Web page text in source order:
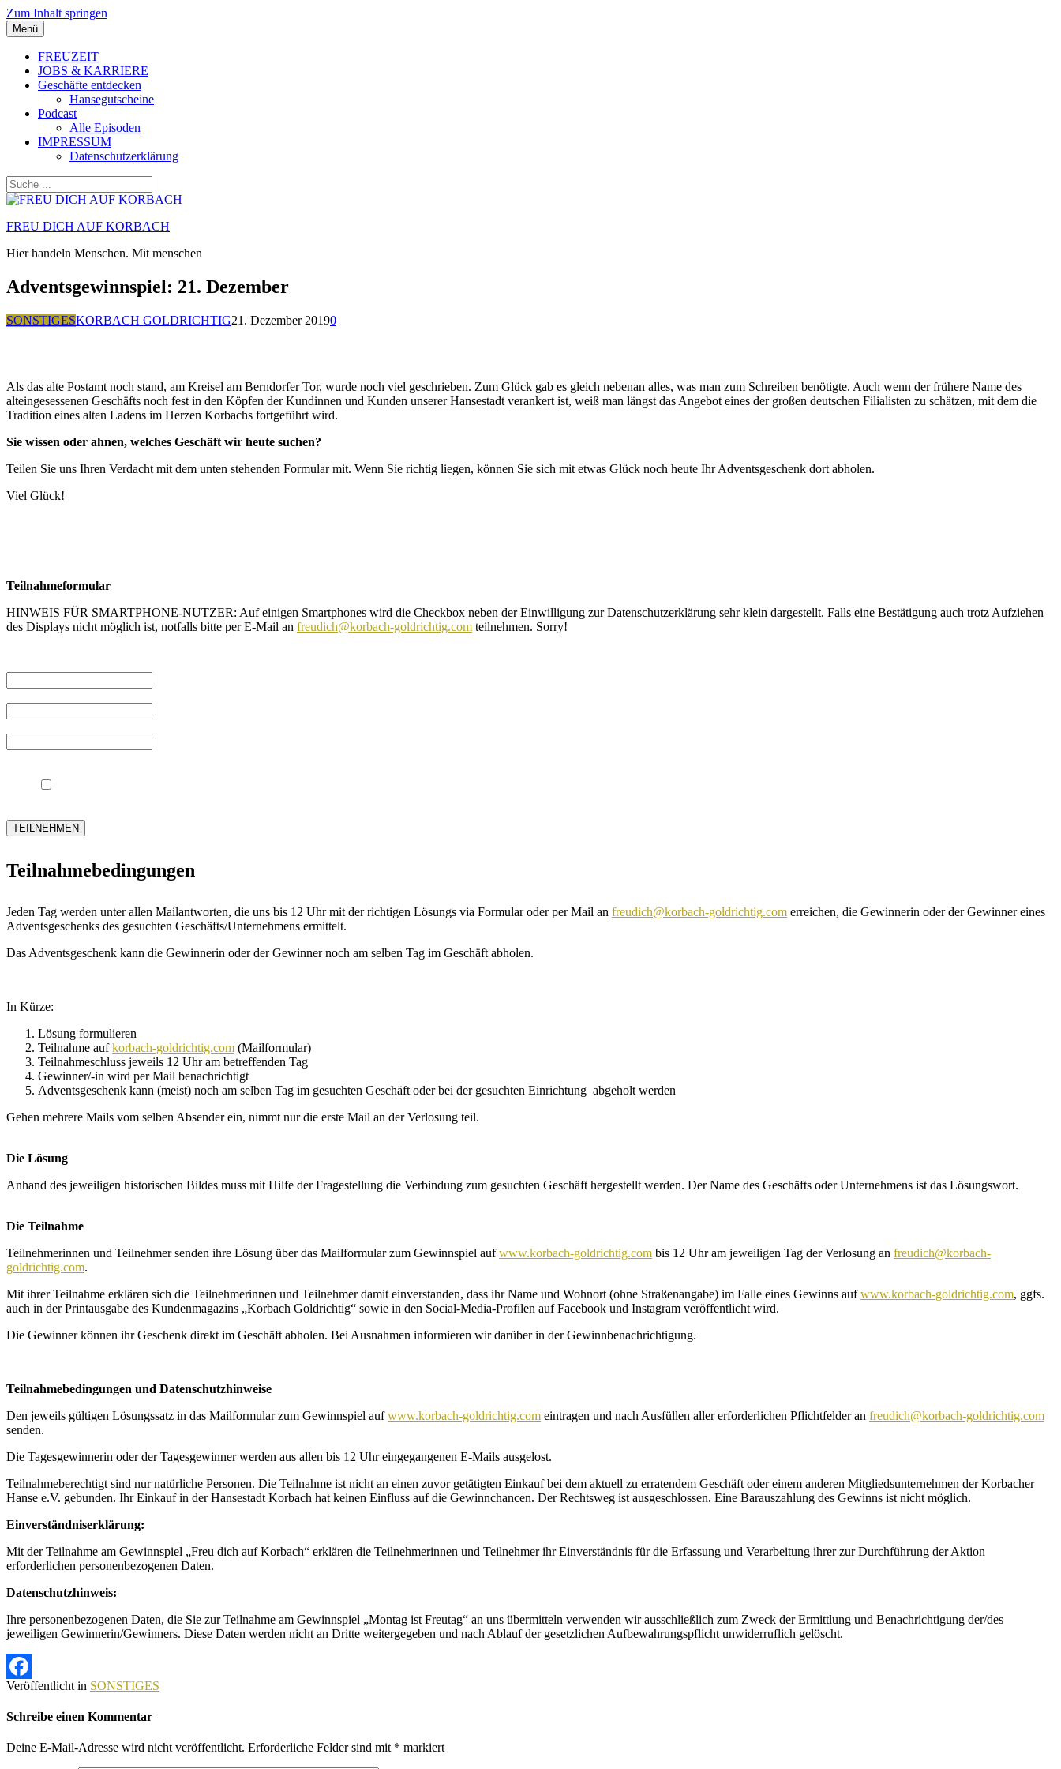
Zum Inhalt springen
Menü
FREUZEIT
JOBS & KARRIERE
Geschäfte entdecken
Hansegutscheine
Podcast
Alle Episoden
IMPRESSUM
Datenschutzerklärung
FREU DICH AUF KORBACH
Hier handeln Menschen. Mit menschen
Adventsgewinnspiel: 21. Dezember
SONSTIGESKORBACH GOLDRICHTIG21. Dezember 20190
Als das alte Postamt noch stand, am Kreisel am Berndorfer Tor, wurde noch viel geschrieben. Zum Glück gab es gleich nebenan alles, was man zum Schreiben benötigte. Auch wenn der frühere Name des
alteingesessenen Geschäfts noch fest in den Köpfen der Kundinnen und Kunden unserer Hansestadt verankert ist, weiß man längst das Angebot eines der großen deutschen Filialisten zu schätzen, mit dem die
Tradition eines alten Ladens im Herzen Korbachs fortgeführt wird.
Sie wissen oder ahnen, welches Geschäft wir heute suchen?
Teilen Sie uns Ihren Verdacht mit dem unten stehenden Formular mit. Wenn Sie richtig liegen, können Sie sich mit etwas Glück noch heute Ihr Adventsgeschenk dort abholen.
Viel Glück!
Teilnahmeformular
HINWEIS FÜR SMARTPHONE-NUTZER: Auf einigen Smartphones wird die Checkbox neben der Einwilligung zur Datenschutzerklärung sehr klein dargestellt. Falls eine Bestätigung auch trotz Aufziehen
des Displays nicht möglich ist, notfalls bitte per E-Mail an freudich@korbach-goldrichtig.com teilnehmen. Sorry!
TEILNEHMEN
Teilnahmebedingungen
Jeden Tag werden unter allen Mailantworten, die uns bis 12 Uhr mit der richtigen Lösungs via Formular oder per Mail an freudich@korbach-goldrichtig.com erreichen, die Gewinnerin oder der Gewinner eines
Adventsgeschenks des gesuchten Geschäfts/Unternehmens ermittelt.
Das Adventsgeschenk kann die Gewinnerin oder der Gewinner noch am selben Tag im Geschäft abholen.
In Kürze:
Lösung formulieren
Teilnahme aufkorbach-goldrichtig.com (Mailformular)
Teilnahmeschluss jeweils 12 Uhr am betreffenden Tag
Gewinner/-in wird per Mail benachrichtigt
Adventsgeschenk kann (meist) noch am selben Tag im gesuchten Geschäft oder bei der gesuchten Einrichtung abgeholt werden
Gehen mehrere Mails vom selben Absender ein, nimmt nur die erste Mail an der Verlosung teil.
Die Lösung
Anhand des jeweiligen historischen Bildes muss mit Hilfe der Fragestellung die Verbindung zum gesuchten Geschäft hergestellt werden. Der Name des Geschäfts oder Unternehmens ist das Lösungswort.
Die Teilnahme
Teilnehmerinnen und Teilnehmer senden ihre Lösung über das Mailformular zum Gewinnspiel aufwww.korbach-goldrichtig.com bis 12 Uhr am jeweiligen Tag der Verlosung an freudich@korbach-
goldrichtig.com.
Mit ihrer Teilnahme erklären sich die Teilnehmerinnen und Teilnehmer damit einverstanden, dass ihr Name und Wohnort (ohne Straßenangabe) im Falle eines Gewinns aufwww.korbach-goldrichtig.com, ggfs.
auch in der Printausgabe des Kundenmagazins „Korbach Goldrichtig“ sowie in den Social-Media-Profilen auf Facebook und Instagram veröffentlicht wird.
Die Gewinner können ihr Geschenk direkt im Geschäft abholen. Bei Ausnahmen informieren wir darüber in der Gewinnbenachrichtigung.
Teilnahmebedingungen und Datenschutzhinweise
Den jeweils gültigen Lösungssatz in das Mailformular zum Gewinnspiel aufwww.korbach-goldrichtig.com eintragen und nach Ausfüllen aller erforderlichen Pflichtfelder an freudich@korbach-goldrichtig.com
senden.
Die Tagesgewinnerin oder der Tagesgewinner werden aus allen bis 12 Uhr eingegangenen E-Mails ausgelost.
Teilnahmeberechtigt sind nur natürliche Personen. Die Teilnahme ist nicht an einen zuvor getätigten Einkauf bei dem aktuell zu erratendem Geschäft oder einem anderen Mitgliedsunternehmen der Korbacher
Hanse e.V. gebunden. Ihr Einkauf in der Hansestadt Korbach hat keinen Einfluss auf die Gewinnchancen. Der Rechtsweg ist ausgeschlossen. Eine Barauszahlung des Gewinns ist nicht möglich.
Einverständniserklärung:
Mit der Teilnahme am Gewinnspiel „Freu dich auf Korbach“ erklären die Teilnehmerinnen und Teilnehmer ihr Einverständnis für die Erfassung und Verarbeitung ihrer zur Durchführung der Aktion
erforderlichen personenbezogenen Daten.
Datenschutzhinweis:
Ihre personenbezogenen Daten, die Sie zur Teilnahme am Gewinnspiel „Montag ist Freutag“ an uns übermitteln verwenden wir ausschließlich zum Zweck der Ermittlung und Benachrichtigung der/des
jeweiligen Gewinnerin/Gewinners. Diese Daten werden nicht an Dritte weitergegeben und nach Ablauf der gesetzlichen Aufbewahrungspflicht unwiderruflich gelöscht.
Facebook
Veröffentlicht in SONSTIGES
Schreibe einen Kommentar
Deine E-Mail-Adresse wird nicht veröffentlicht. Erforderliche Felder sind mit * markiert